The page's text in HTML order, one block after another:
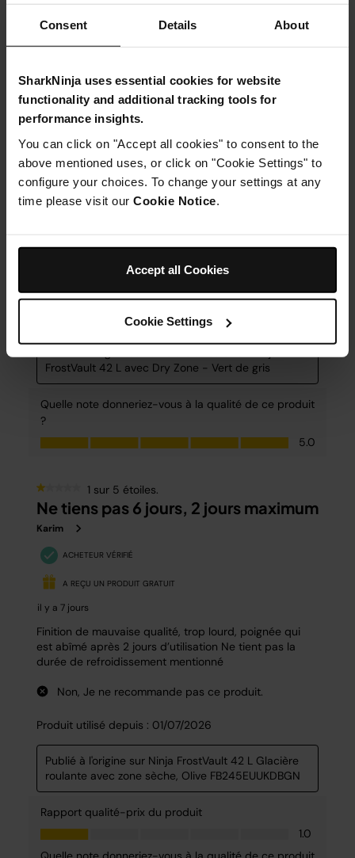
Consent Details About
SharkNinja uses essential cookies for website
functionality and additional tracking tools for
performance insights.
You can click on "Accept all cookies" to consent to the
above mentioned uses, or click on "Cookie Settings" to
configure your choices. To change your settings at any
time please visit our Cookie Notice
Accept all Cookies
Cookie Settings